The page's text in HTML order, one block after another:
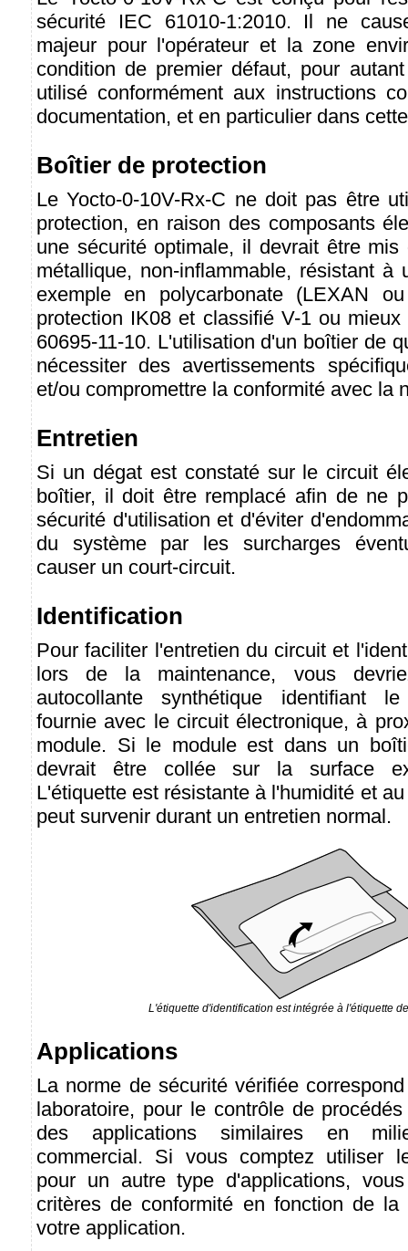
sécurité IEC 61010-1:2010. Il ne
majeur pour l'opérateur et la zone
condition de premier défaut, pour
utilisé conformément aux instructions
documentation, et en particulier dans
Boîtier de protection
Le Yocto-0-10V-Rx-C ne doit pas être
protection, en raison des composants
une sécurité optimale, il devrait être
métallique, non-inflammable, résistant
exemple en polycarbonate (LEXAN
protection IK08 et classifié V-1 ou
60695-11-10. L'utilisation d'un boîtier de
nécessiter des avertissements
et/ou compromettre la conformité avec la
Entretien
Si un dégat est constaté sur le circuit
boîtier, il doit être remplacé afin de ne
sécurité d'utilisation et d'éviter
du système par les surcharges
causer un court-circuit.
Identification
Pour faciliter l'entretien du circuit et
lors de la maintenance, vous
autocollante synthétique identifiant le
fournie avec le circuit électronique, à
module. Si le module est dans un
devrait être collée sur la surface
L'étiquette est résistante à l'humidité et
peut survenir durant un entretien normal.
L'étiquette d'identification est intégrée à l'étiquette
Applications
La norme de sécurité vérifiée
laboratoire, pour le contrôle de
des applications similaires en
commercial. Si vous comptez utiliser
pour un autre type d'applications,
critères de conformité en fonction de la
votre application.